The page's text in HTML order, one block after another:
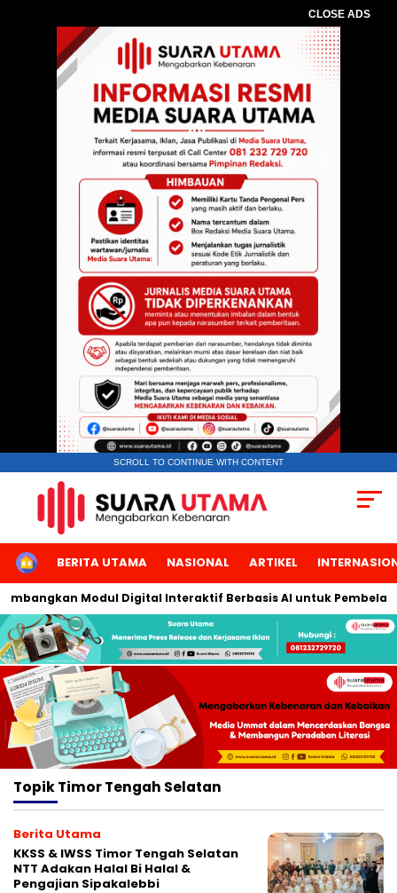
CLOSE ADS
SCROLL TO CONTINUE WITH CONTENT
HOMEBERITA UTAMA NASIONAL ARTIKEL
Modul Digital Interaktif Berbasis AI untuk
TopikTimor Tengah Selatan
Berita Utama
KKSS & IWSS Timor Tengah Selatan
NTT Adakan Halal Bi Halal &
Pengajian Sipakalebbi